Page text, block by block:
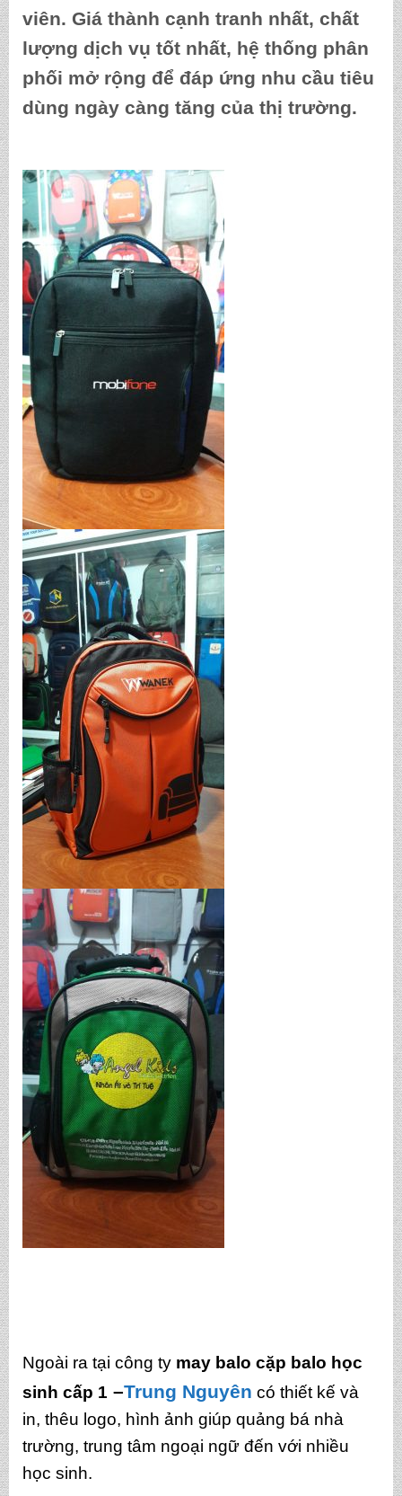
viên. Giá thành cạnh tranh nhất, chất
lượng dịch vụ tốt nhất, hệ thống phân
phối mở rộng để đáp ứng nhu cầu tiêu
dùng ngày càng tăng của thị trường.
Ngoài ra tại công ty may balo cặp balo học
sinh cấp 1 –Trung Nguyên có thiết kế và
in, thêu logo, hình ảnh giúp quảng bá nhà
trường, trung tâm ngoại ngữ đến với nhiều
học sinh.